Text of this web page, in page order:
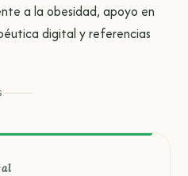
a la obesidad, apoyo en
digital y referencias